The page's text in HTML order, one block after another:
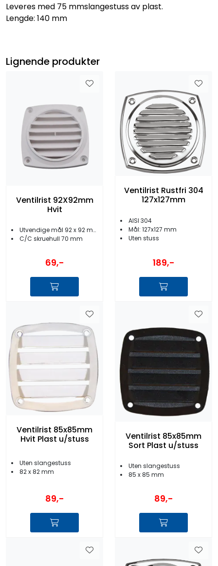
Leveres med 75 mmslangestuss av plast.
Lengde: 140 mm
Lignende produkter
Ventilrist 92X92mm
Hvit
Utvendige mål 92 x 92 mm
C/C skruehull 70 mm
69,-
Ventilrist Rustfri 304
127x127mm
AISI 304
Mål: 127x127 mm
Uten stuss
189,-
Ventilrist 85x85mm
Hvit Plast u/stuss
Uten slangestuss
82 x 82 mm
89,-
Ventilrist 85x85mm
Sort Plast u/stuss
Uten slangestuss
85 x 85 mm
89,-